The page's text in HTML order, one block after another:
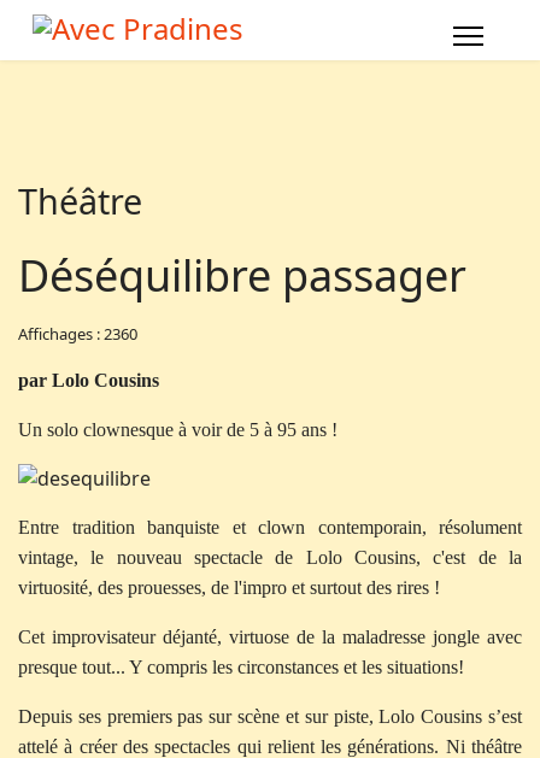
Théâtre
Déséquilibre passager
Affichages : 2360
par Lolo Cousins
Un solo clownesque à voir de 5 à 95 ans !
Entre tradition banquiste et clown contemporain, résolument
vintage, le nouveau spectacle de Lolo Cousins, c'est de la
virtuosité, des prouesses, de l'impro et surtout des rires !
Cet improvisateur déjanté, virtuose de la maladresse jongle avec
presque tout... Y compris les circonstances et les situations!
Depuis ses premiers pas sur scène et sur piste, Lolo Cousins s’est
attelé à créer des spectacles qui relient les générations. Ni théâtre